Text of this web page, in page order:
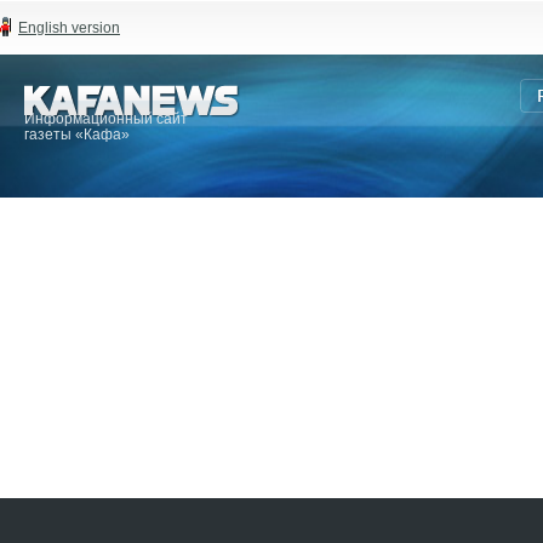
English version
Информационный сайт
газеты «Кафа»